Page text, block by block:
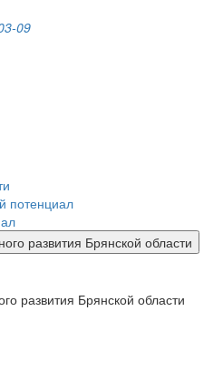
09
потенциал
развития Брянской области
развития Брянской области